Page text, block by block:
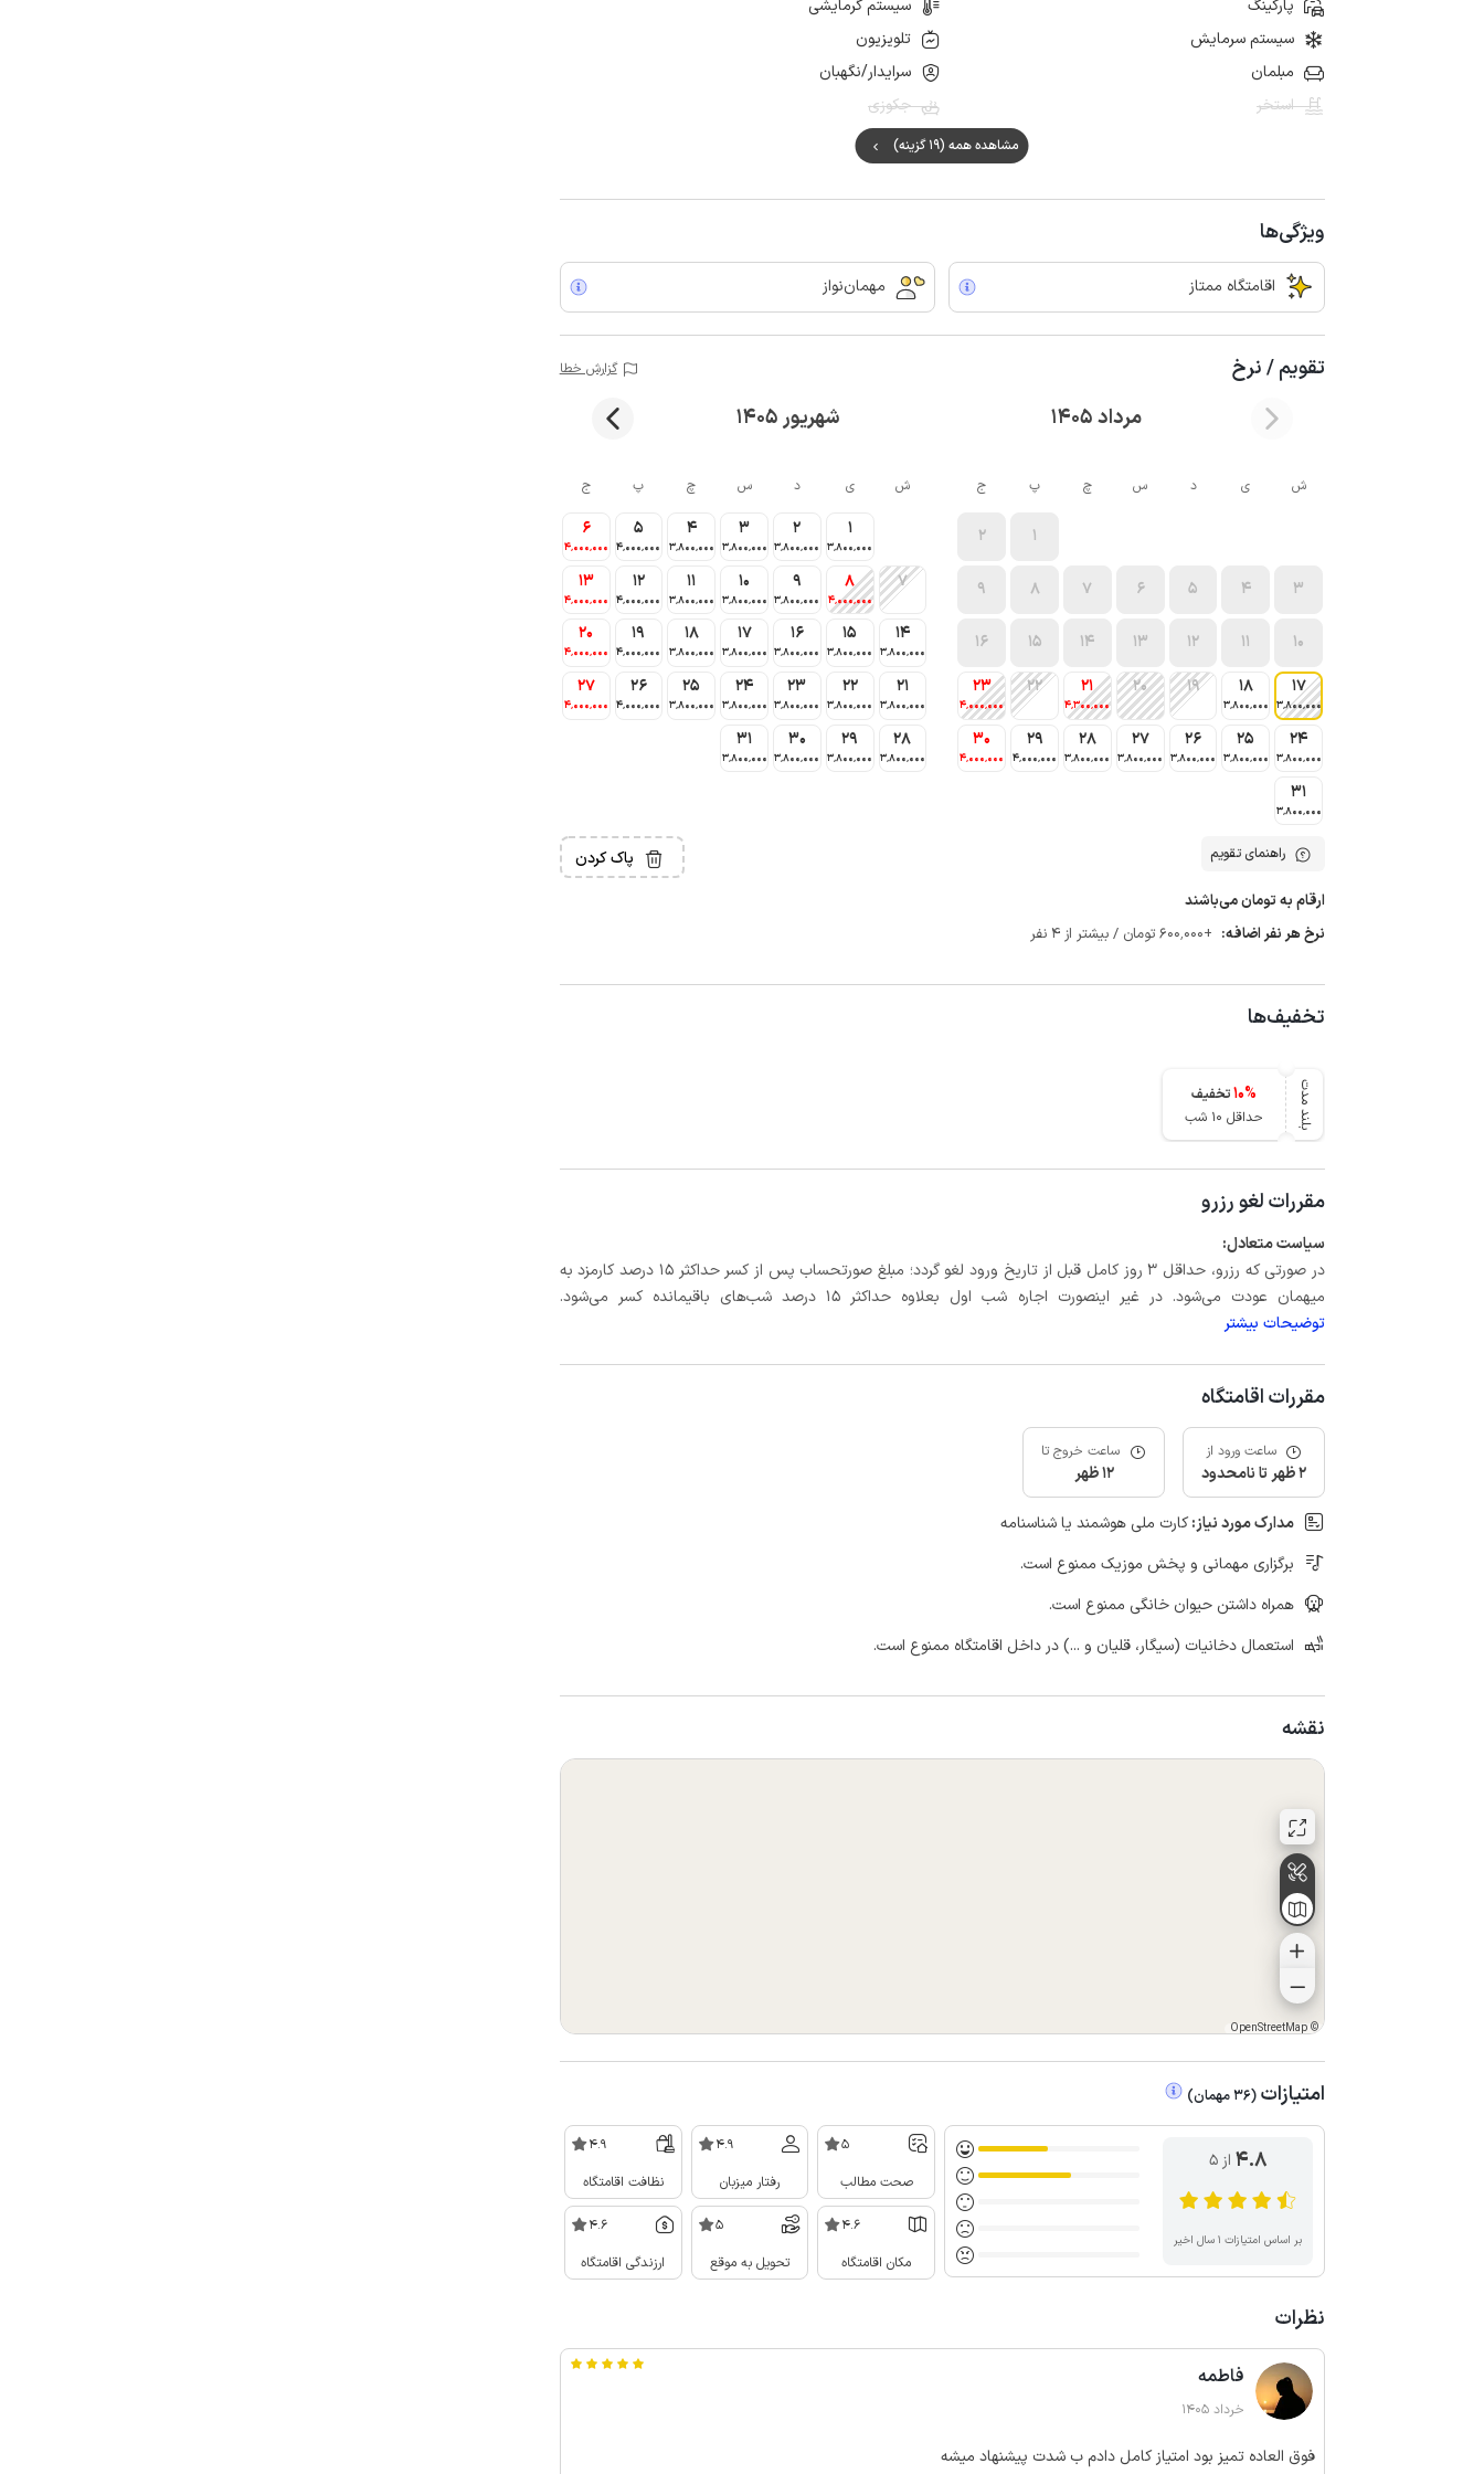
پارکینگ
سیستم گرمایشی
سیستم سرمایش
تلویزیون
مبلمان
سرایدار/نگهبان
استخر
جکوزی
مشاهده همه (19 گزینه)
ویژگی‌ها
اقامتگاه ممتاز مهمان‌نواز
تقویم / نرخ گزارش خطا
مرداد 1405 شهریور 1405
ش ی د س چ پ ج
1
2
3
4
5
6
7
8
9
10
11
12
13
14
15
16
17
3٬800٬000
18
3٬800٬000
19
20
21
4٬300٬000
22
23
4٬000٬000
24
3٬800٬000
25
3٬800٬000
26
3٬800٬000
27
3٬800٬000
28
3٬800٬000
29
4٬000٬000
30
4٬000٬000
31
3٬800٬000
ش ی د س چ پ ج
1
3٬800٬000
2
3٬800٬000
3
3٬800٬000
4
3٬800٬000
5
4٬000٬000
6
4٬000٬000
7
8
4٬000٬000
9
3٬800٬000
10
3٬800٬000
11
3٬800٬000
12
4٬000٬000
13
4٬000٬000
14
3٬800٬000
15
3٬800٬000
16
3٬800٬000
17
3٬800٬000
18
3٬800٬000
19
4٬000٬000
20
4٬000٬000
21
3٬800٬000
22
3٬800٬000
23
3٬800٬000
24
3٬800٬000
25
3٬800٬000
26
4٬000٬000
27
4٬000٬000
28
3٬800٬000
29
3٬800٬000
30
3٬800٬000
31
3٬800٬000
راهنمای تقویم پاک کردن
ارقام به تومان می‌باشند
نرخ هر نفر اضافه: +600٬000 تومان / بیشتر از 4 نفر
تخفیف‌ها
بلند مدت 10%
تخفیف
حداقل 10 شب
مقررات لغو رزرو
سیاست متعادل:
در صورتی که رزرو، حداقل 3 روز کامل قبل از تاریخ ورود لغو گردد؛ مبلغ صورتحساب پس از کسر حداکثر 15 درصد کارمزد به
میهمان عودت می‌شود. در غیر اینصورت اجاره شب اول بعلاوه حداکثر 15 درصد شب‌های باقیمانده کسر می‌شود.
توضیحات بیشتر
مقررات اقامتگاه
ساعت ورود از
2 ظهر تا نامحدود
ساعت خروج تا
12 ظهر
مدارک مورد نیاز:کارت ملی هوشمند یا شناسنامه
برگزاری مهمانی و پخش موزیک ممنوع است.
همراه داشتن حیوان خانگی ممنوع است.
استعمال دخانیات (سیگار، قلیان و ...) در داخل اقامتگاه ممنوع است.
نقشه
©
OpenStreetMap
امتیازات (
36مهمان)
4.8 از ۵
بر اساس امتیازات ۱ سال اخیر
5
صحت مطالب
4.9
رفتار میزبان
4.9
نظافت اقامتگاه
4.6
مکان اقامتگاه
5
تحویل به موقع
4.6
ارزندگی اقامتگاه
نظرات
فاطمه
خرداد 1405
فوق العاده تمیز بود امتیاز کامل دادم ب شدت پیشنهاد میشه